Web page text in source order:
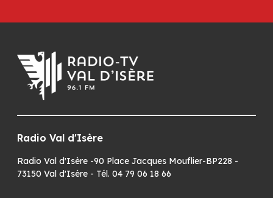
Radio Val d'Isère
Radio Val d'Isère -90 Place Jacques Mouflier-BP228 -
73150 Val d'Isère - Tél. 04 79 06 18 66